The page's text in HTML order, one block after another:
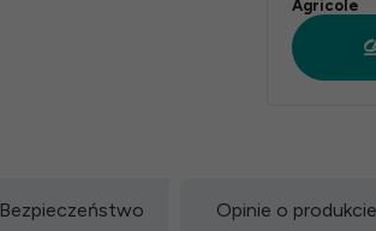
Agricole
Bezpieczeństwo Opinie o produkcie